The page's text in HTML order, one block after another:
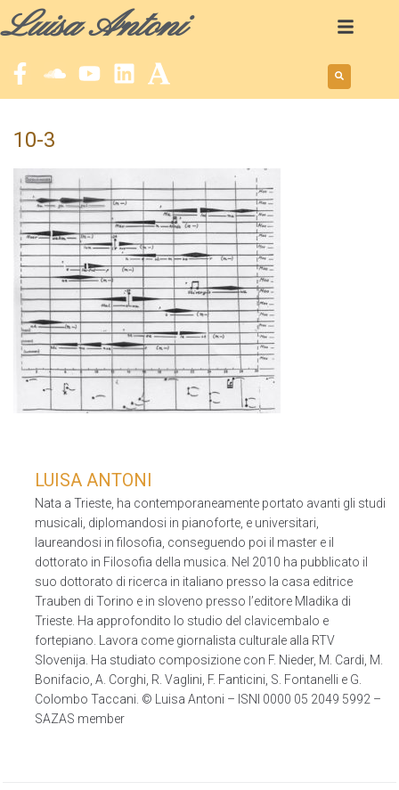
Luisa Antoni
10-3
LUISA ANTONI
Nata a Trieste, ha contemporaneamente portato avanti gli studi
musicali, diplomandosi in pianoforte, e universitari,
laureandosi in filosofia, conseguendo poi il master e il
dottorato in Filosofia della musica. Nel 2010 ha pubblicato il
suo dottorato di ricerca in italiano presso la casa editrice
Trauben di Torino e in sloveno presso l’editore Mladika di
Trieste. Ha approfondito lo studio del clavicembalo e
fortepiano. Lavora come giornalista culturale alla RTV
Slovenija. Ha studiato composizione con F. Nieder, M. Cardi, M.
Bonifacio, A. Corghi, R. Vaglini, F. Fanticini, S. Fontanelli e G.
Colombo Taccani. © Luisa Antoni – ISNI 0000 05 2049 5992 –
SAZAS member